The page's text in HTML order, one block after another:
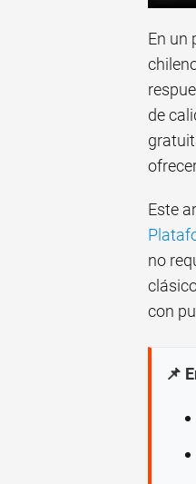
En un
de
Este
no
con
📌